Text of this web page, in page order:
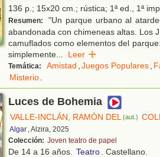
136 p.; 15x20 cm.; rústica; 1ª ed., 1ª
Resumen:
"Un parque urbano al
abandonada con chimeneas altas. Los
camuflados como elementos del
simplemente
Leer
Temática: Amistad Juegos Populares
Misterio
Luces de Bohemia
VALLE-INCLÁN, RAMÓN DEL (aut.)
Algar , Alzira, 2025
Colección: Joven teatro de papel
De 14 a 16 años. Teatro
. Castellano.